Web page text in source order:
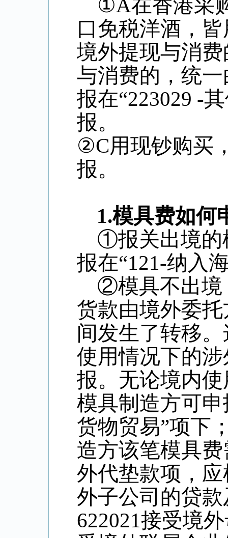
①A在香港采
口免税洋酒，
境外提现与消
与消费的，统
报在“223029 -
报。
②C用现钞购买
报。
1.模具费如何
①报关出境的
报在“121-纳入
②模具不出境
货款由境外委
间发生了转移
使用情况下的
报。无论境内
模具制造方可申
货物贸易”项下
造方该笔模具
外代垫款项，
外子公司的贷
622021接受境